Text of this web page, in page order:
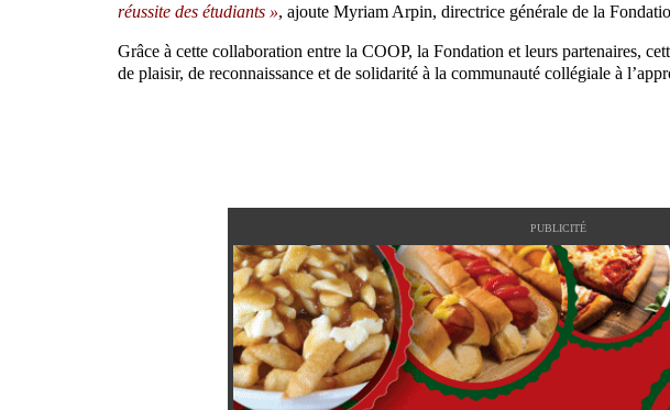
réussite des étudiants », ajoute Myriam Arpin, directrice générale de la
Grâce à cette collaboration entre la COOP, la Fondation et leurs partenaires,
de plaisir, de reconnaissance et de solidarité à la communauté collégiale à
PUBLICITÉ